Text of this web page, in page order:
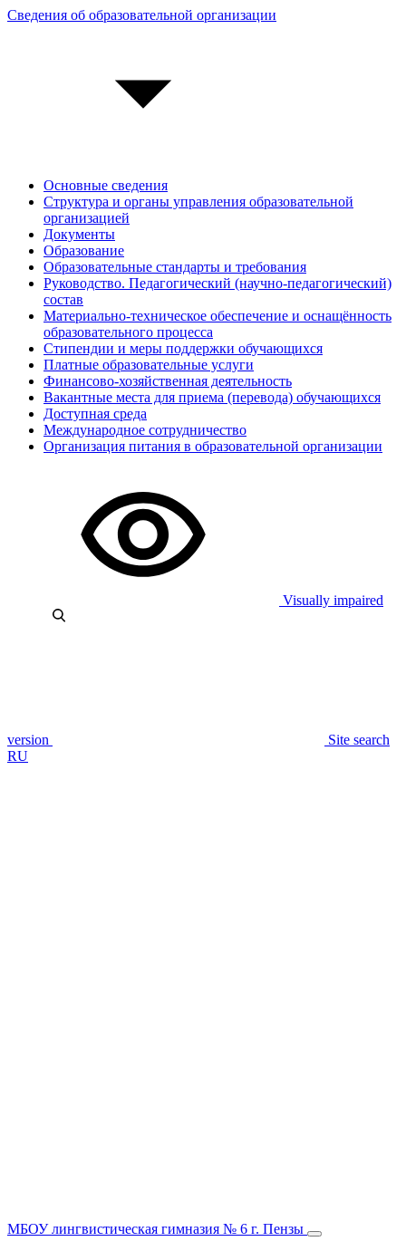
Сведения об образовательной организации
Основные сведения
Структура и органы управления образовательной
организацией
Документы
Образование
Образовательные стандарты и требования
Руководство. Педагогический (научно-педагогический)
состав
Материально-техническое обеспечение и оснащённость
образовательного процесса
Стипендии и меры поддержки обучающихся
Платные образовательные услуги
Финансово-хозяйственная деятельность
Вакантные места для приема (перевода) обучающихся
Доступная среда
Международное сотрудничество
Организация питания в образовательной организации
Visually impaired
version
Site search
RU
МБОУ лингвистическая гимназия № 6 г. Пензы